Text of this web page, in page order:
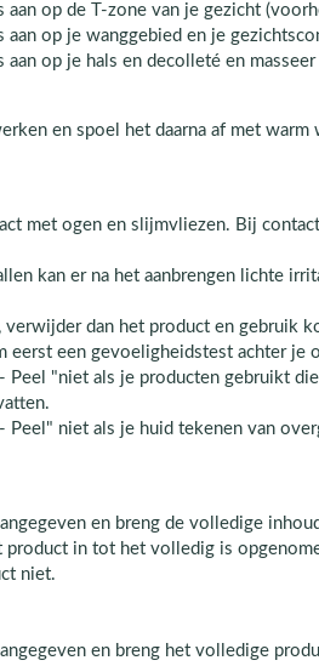
aan op de T-zone van je gezicht
aan op je wanggebied en je
aan op je hals en decolleté en
en spoel het daarna af met warm
met ogen en slijmvliezen. Bij
kan er na het aanbrengen lichte
verwijder dan het product en gebruik
eerst een gevoeligheidstest achter je
Peel "niet als je producten gebruikt
Peel" niet als je huid tekenen van
en breng de volledige
product in tot het volledig is
niet.
en breng het volledige